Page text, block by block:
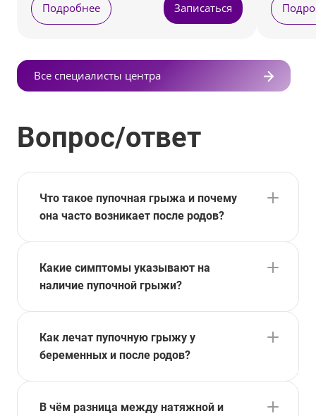
Подробнее Записаться
Все специалисты центра
Вопрос/ответ
Что такое пупочная грыжа и почему
она часто возникает после родов?
Какие симптомы указывают на
наличие пупочной грыжи?
Как лечат пупочную грыжу у
беременных и после родов?
В чём разница между натяжной и